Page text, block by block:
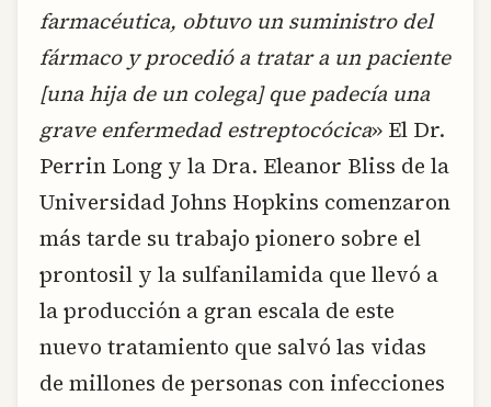
farmacéutica, obtuvo un suministro del
fármaco y procedió a tratar a un paciente
[una hija de un colega] que padecía una
grave enfermedad estreptocócica» El Dr.
Perrin Long y la Dra. Eleanor Bliss de la
Universidad Johns Hopkins comenzaron
más tarde su trabajo pionero sobre el
prontosil y la sulfanilamida que llevó a
la producción a gran escala de este
nuevo tratamiento que salvó las vidas
de millones de personas con infecciones